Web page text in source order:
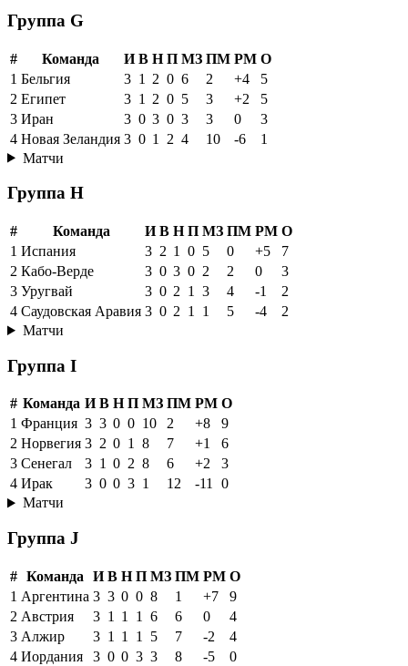
Группа G
# Команда И В Н П МЗ ПМ РМ О
1 Бельгия 3 1 2 0 6 2 +4
5
2 Египет 3 1 2 0 5 3 +2
5
3 Иран 3 0 3 0 3 3 0
3
4 Новая Зеландия 3 0 1 2 4 10 -6
1
Матчи
Группа H
# Команда И В Н П МЗ ПМ РМ О
1 Испания 3 2 1 0 5 0 +5
7
2 Кабо-Верде 3 0 3 0 2 2 0
3
3 Уругвай 3 0 2 1 3 4 -1
2
4 Саудовская Аравия 3 0 2 1 1 5 -4
2
Матчи
Группа I
# Команда И В Н П МЗ ПМ РМ О
1 Франция 3 3 0 0 10 2 +8
9
2 Норвегия 3 2 0 1 8 7 +1
6
3 Сенегал 3 1 0 2 8 6 +2
3
4 Ирак 3 0 0 3 1 12 -11 0
Матчи
Группа J
# Команда И В Н П МЗ ПМ РМ О
1 Аргентина 3 3 0 0 8 1 +7
9
2 Австрия 3 1 1 1 6 6 0
4
3 Алжир 3 1 1 1 5 7 -2
4
4 Иордания 3 0 0 3 3 8 -5
0